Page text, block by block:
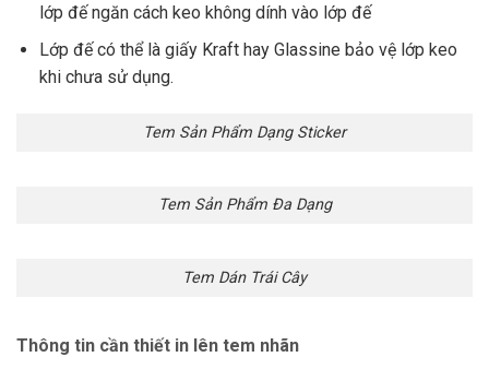
lớp đế ngăn cách keo không dính vào lớp đế
Lớp đế có thể là giấy Kraft hay Glassine bảo vệ lớp keo
khi chưa sử dụng.
Tem Sản Phẩm Dạng Sticker
Tem Sản Phẩm Đa Dạng
Tem Dán Trái Cây
Thông tin cần thiết in lên tem nhãn